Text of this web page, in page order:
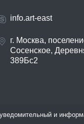
info.art-east
г. Москва,
Сосенское,
389Бс2
и